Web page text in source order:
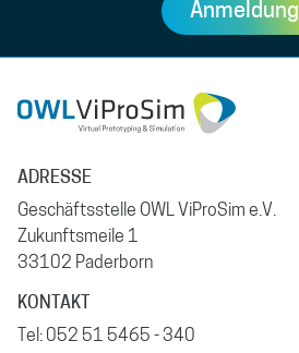
Anmeldung
ADRESSE
Geschäftsstelle OWL ViProSim e.V.
Zukunftsmeile 1
33102 Paderborn
KONTAKT
Tel: 052 51 5465 - 340